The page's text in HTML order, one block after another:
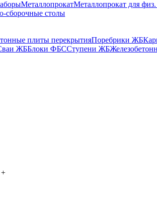
МеталлопрокатМеталлопрокат для
сборочные столы
плиты перекрытияПоребрики ЖБ
ЖББлоки ФБССтупени ЖБ
+